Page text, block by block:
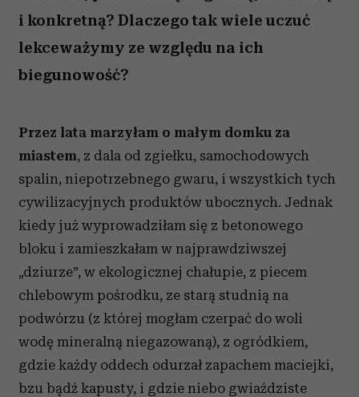
i konkretną? Dlaczego tak wiele uczuć
lekceważymy ze względu na ich
biegunowość?
Przez lata marzyłam o małym domku za
miastem, z dala od zgiełku, samochodowych
spalin, niepotrzebnego gwaru, i wszystkich tych
cywilizacyjnych produktów ubocznych. Jednak
kiedy już wyprowadziłam się z betonowego
bloku i zamieszkałam w najprawdziwszej
„dziurze”, w ekologicznej chałupie, z piecem
chlebowym pośrodku, ze starą studnią na
podwórzu (z której mogłam czerpać do woli
wodę mineralną niegazowaną), z ogródkiem,
gdzie każdy oddech odurzał zapachem maciejki,
bzu bądź kapusty, i gdzie niebo gwiaździste